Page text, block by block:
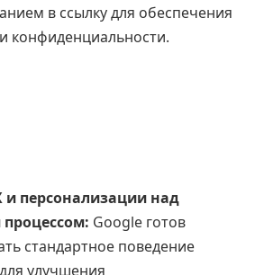
в ссылку для обеспечения
конфиденциальности.
и персонализации над
Google готов
стандартное поведение
улучшения